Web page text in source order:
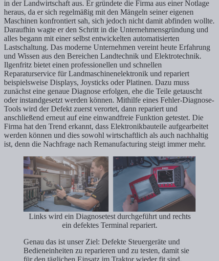
in der Landwirtschaft aus. Er gründete die Firma aus einer Notlage
heraus, da er sich regelmäßig mit den Mängeln seiner eigenen
Maschinen konfrontiert sah, sich jedoch nicht damit abfinden wollte.
Daraufhin wagte er den Schritt in die Unternehmensgründung und
alles begann mit einer selbst entwickelten automatisierten
Lastschaltung. Das moderne Unternehmen vereint heute Erfahrung
und Wissen aus den Bereichen Landtechnik und Elektrotechnik.
Ilgenfritz bietet einen professionellen und schnellen
Reparaturservice für Landmaschinenelektronik und repariert
beispielsweise Displays, Joysticks oder Platinen. Dazu muss
zunächst eine genaue Diagnose erfolgen, ehe die Teile getauscht
oder instandgesetzt werden können. Mithilfe eines Fehler-Diagnose-
Tools wird der Defekt zuerst verortet, dann repariert und
anschließend erneut auf eine einwandfreie Funktion getestet. Die
Firma hat den Trend erkannt, dass Elektronikbauteile aufgearbeitet
werden können und dies sowohl wirtschaftlich als auch nachhaltig
ist, denn die Nachfrage nach Remanufacturing steigt immer mehr.
Links wird ein Diagnosetest durchgeführt und rechts
ein defektes Terminal repariert.
Genau das ist unser Ziel: Defekte Steuergeräte und
Bedieneinheiten zu reparieren und zu testen, damit sie
für den täglichen Einsatz im Traktor wieder fit sind.